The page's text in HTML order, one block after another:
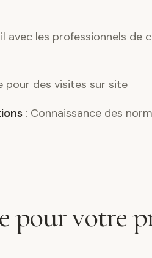
avec les professionnels
pour des visites sur site
: Connaissance des
pour votre